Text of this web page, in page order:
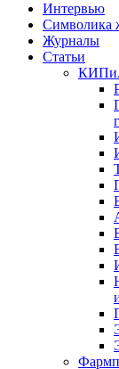
Интервью
Символика
Журналы
Статьи